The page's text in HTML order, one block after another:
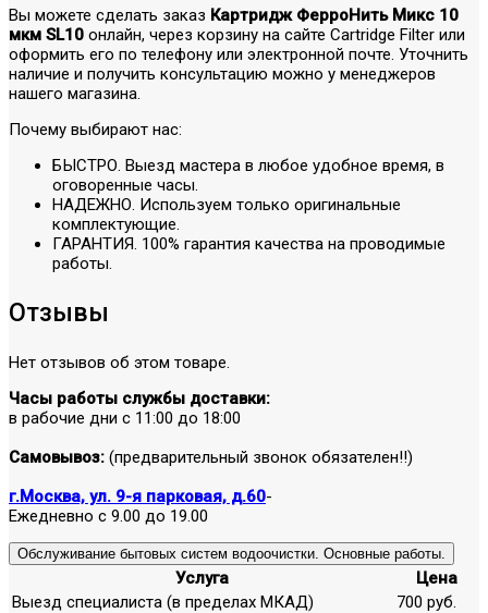
Вы можете сделать заказ Картридж ФерроНить Микс 10
мкм SL10 онлайн, через корзину на сайте Cartridge Filter или
оформить его по телефону или электронной почте. Уточнить
наличие и получить консультацию можно у менеджеров
нашего магазина.
Почему выбирают нас:
БЫСТРО. Выезд мастера в любое удобное время, в
оговоренные часы.
НАДЕЖНО. Используем только оригинальные
комплектующие.
ГАРАНТИЯ. 100% гарантия качества на проводимые
работы.
Отзывы
Нет отзывов об этом товаре.
Часы работы службы доставки:
в рабочие дни с 11:00 до 18:00
Самовывоз: (предварительный звонок обязателен!!)
г.Москва, ул. 9-я парковая, д.60-
Ежедневно с 9.00 до 19.00
Обслуживание бытовых систем водоочистки. Основные работы.
Услуга
Цена
Выезд специалиста (в пределах МКАД)
700 руб.